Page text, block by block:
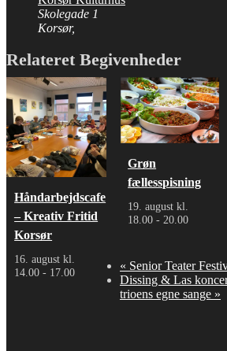
Skolegade 1
Korsør,
Relateret Begivenheder
Håndarbejdscafe
– Kreativ Fritid
Korsør
16. august kl.
14.00 - 17.00
Grøn
fællesspisning
19. august kl.
18.00 - 20.00
« Senior Teater
Dissing & Las
trioens egne sange »